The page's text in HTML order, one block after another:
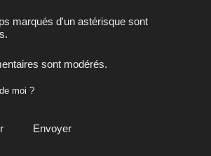
marqués d'un astérisque sont
sont modérés.
moi ?